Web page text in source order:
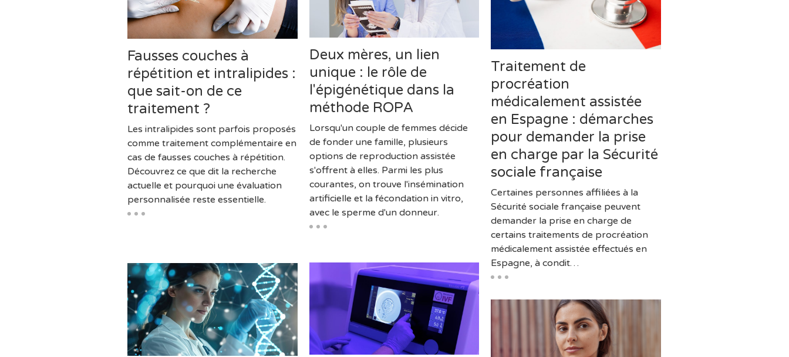
Deux mères, un lien
unique : le rôle de
l'épigénétique dans la
méthode ROPA
Lorsqu'un couple de femmes décide
de fonder une famille, plusieurs
options de reproduction assistée
s'offrent à elles. Parmi les plus
courantes, on trouve l'insémination
artificielle et la fécondation in vitro,
avec le sperme d'un donneur.
Fausses couches à
répétition et intralipides :
que sait-on de ce
traitement ?
Les intralipides sont parfois proposés
comme traitement complémentaire en
cas de fausses couches à répétition.
Découvrez ce que dit la recherche
actuelle et pourquoi une évaluation
personnalisée reste essentielle.
Traitement de
procréation
médicalement assistée
en Espagne : démarches
pour demander la prise
en charge par la Sécurité
sociale française
Certaines personnes affiliées à la
Sécurité sociale française peuvent
demander la prise en charge de
certains traitements de procréation
médicalement assistée effectués en
Espagne, à condit…